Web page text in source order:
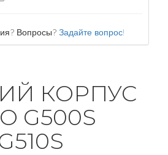
Вопросы? Задайте вопрос!
КОРПУС
G500S